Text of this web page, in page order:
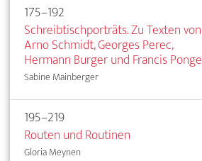
175–192
Schreibtischporträts. Zu Texten von
Arno Schmidt, Georges Perec,
Hermann Burger und Francis Ponge
Sabine Mainberger
195–219
Routen und Routinen
Gloria Meynen